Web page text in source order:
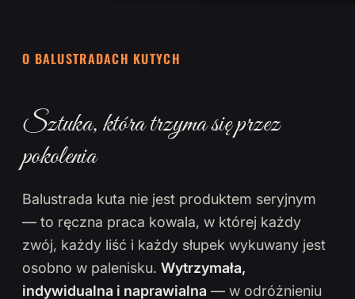
O BALUSTRADACH KUTYCH
Sztuka, która trzyma się przez
pokolenia
Balustrada kuta nie jest produktem seryjnym
— to ręczna praca kowala, w której każdy
zwój, każdy liść i każdy słupek wykuwany jest
osobno w palenisku. Wytrzymała,
indywidualna i naprawialna — w odróżnieniu